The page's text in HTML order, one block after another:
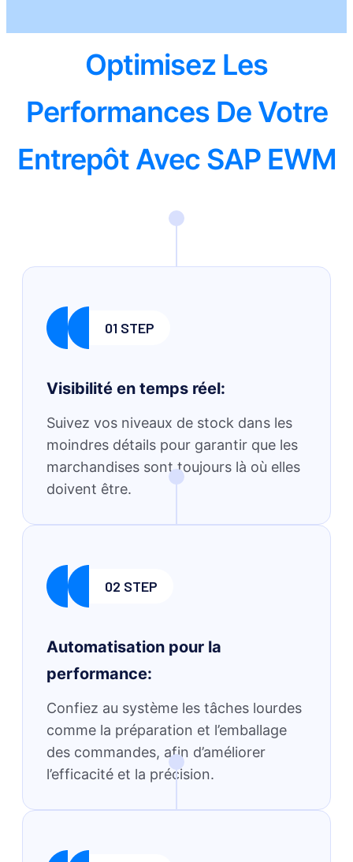
Optimisez Les
Performances De Votre
Entrepôt Avec SAP EWM
01 STEP
Visibilité en temps réel:
Suivez vos niveaux de stock dans les
moindres détails pour garantir que les
marchandises sont toujours là où elles
doivent être.
02 STEP
Automatisation pour la
performance:
Confiez au système les tâches lourdes
comme la préparation et l’emballage
des commandes, afin d’améliorer
l’efficacité et la précision.